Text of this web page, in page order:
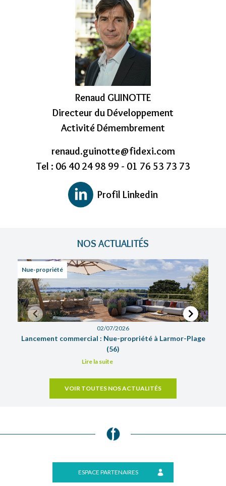
Renaud GUINOTTE
Directeur du Développement
Activité Démembrement
renaud.guinotte@fidexi.com
Tel : 06 40 24 98 99 - 01 76 53 73 73
Profil Linkedin
NOS ACTUALITÉS
Nue-propriété
02/07/2026
Lancement commercial : Nue-propriété à Larmor-Plage
(56)
Lire la suite
VOIR TOUTES NOS ACTUALITÉS
ESPACE PARTENAIRES